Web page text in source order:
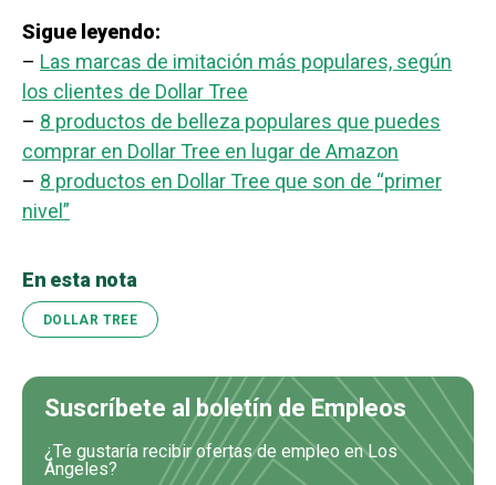
Sigue leyendo:
– Las marcas de imitación más populares, según
los clientes de Dollar Tree
– 8 productos de belleza populares que puedes
comprar en Dollar Tree en lugar de Amazon
– 8 productos en Dollar Tree que son de “primer
nivel”
En esta nota
DOLLAR TREE
Suscríbete al boletín de Empleos
¿Te gustaría recibir ofertas de empleo en Los
Ángeles?